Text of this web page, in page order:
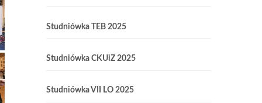
Studniówka TEB 2025
Studniówka CKUiZ 2025
Studniówka VII LO 2025